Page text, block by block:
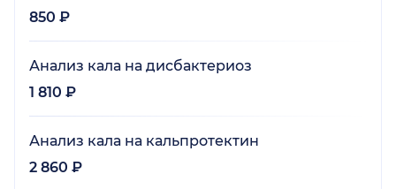
850 ₽
Анализ кала на дисбактериоз
1 810 ₽
Анализ кала на кальпротектин
2 860 ₽